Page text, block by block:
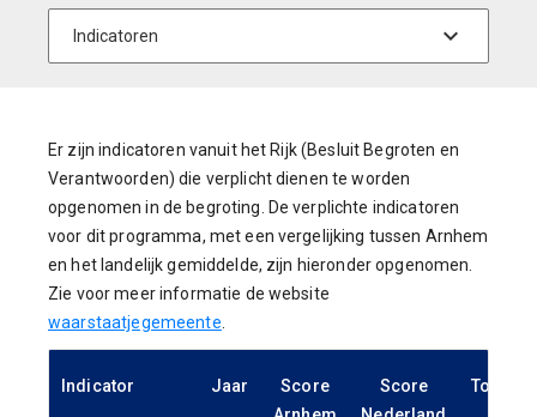
Er zijn indicatoren vanuit het Rijk (Besluit Begroten en
Verantwoorden) die verplicht dienen te worden
opgenomen in de begroting. De verplichte indicatoren
voor dit programma, met een vergelijking tussen Arnhem
en het landelijk gemiddelde, zijn hieronder opgenomen.
Zie voor meer informatie de website
waarstaatjegemeente
Indicator Jaar
Score
Score